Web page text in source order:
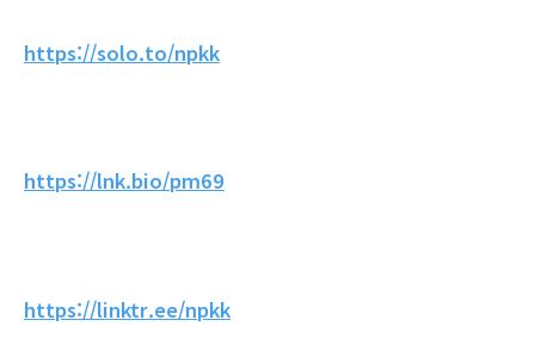
https://solo.to/npkk
https://lnk.bio/pm69
https://linktr.ee/npkk